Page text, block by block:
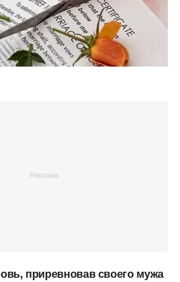
приревновав своего мужа